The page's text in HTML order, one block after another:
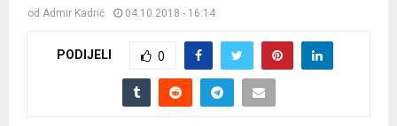
od Admir Kadrić 04.10.2018 - 16:14
PODIJELI 0